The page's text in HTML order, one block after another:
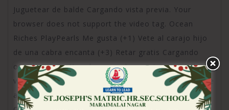
Juguetear de balde Cargando vista previa. Your
browser does not support the video tag. Ocean
Riches PlayPearls Me gusta (+1) Vete al carajo hijo
de una cabra encanta (+3) Retar gratis Cargando
ojeada previa. Your browser does not support the
video tag. Awesome 5 PlayPearls Me gusta (+1) Vete
al carajo hijo de una cabra agrada (+3) Jugar gratis